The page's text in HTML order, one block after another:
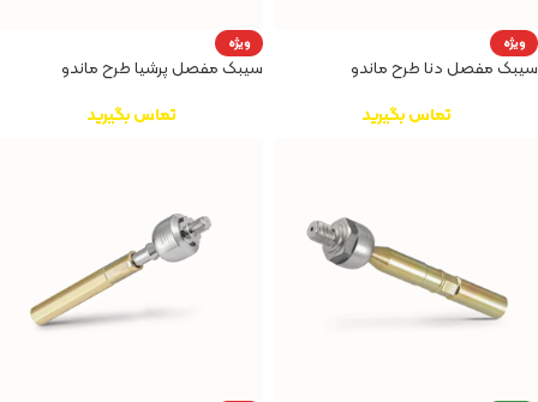
ویژه
سیبک مفصل دنا طرح ماندو
تماس بگیرید
ویژه
سیبک مفصل پرشیا طرح ماندو
تماس بگیرید